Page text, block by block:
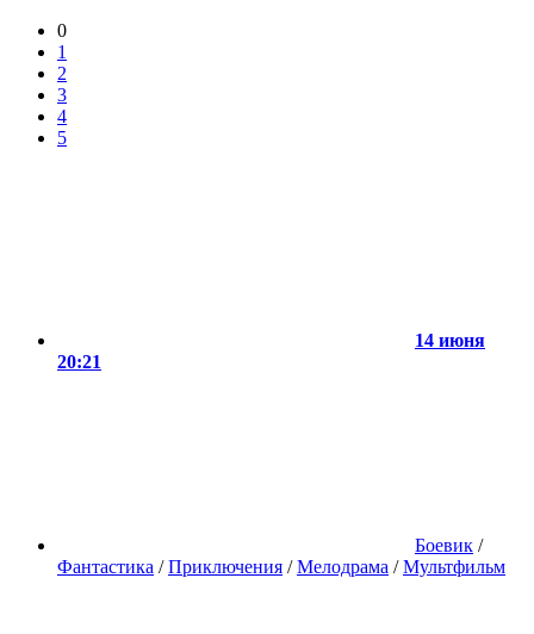
0
1
2
3
4
5
14 июня
20:21
Боевик /
Фантастика /Приключения /Мелодрама /Мультфильм